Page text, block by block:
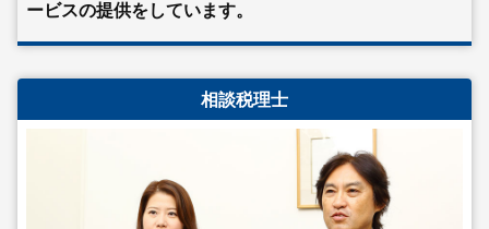
ービスの提供をしています。
相談税理士